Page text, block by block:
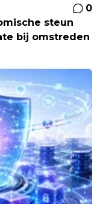
0
steun
bij omstreden